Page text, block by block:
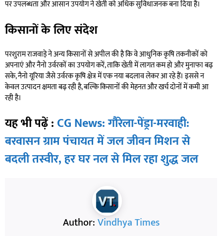
पर उपलब्धता और आसान उपयोग ने खेती को अधिक सुविधाजनक बना दिया है।
किसानों के लिए संदेश
परशुराम राजवाड़े ने अन्य किसानों से अपील की है कि वे आधुनिक कृषि तकनीकों को
अपनाएं और नैनो उर्वरकों का उपयोग करें, ताकि खेती में लागत कम हो और मुनाफा बढ़
सके, नैनो यूरिया जैसे उर्वरक कृषि क्षेत्र में एक नया बदलाव लेकर आ रहे हैं। इससे न
केवल उत्पादन क्षमता बढ़ रही है, बल्कि किसानों की मेहनत और खर्च दोनों में कमी आ
रही है।
यह भी पढ़ें : CG News: गौरेला-पेंड्रा-मरवाही:
बरवासन ग्राम पंचायत में जल जीवन मिशन से
बदली तस्वीर, हर घर नल से मिल रहा शुद्ध जल
Author:Vindhya Times